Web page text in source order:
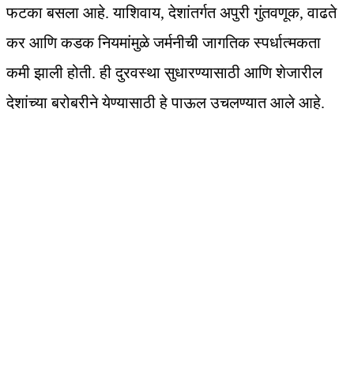
फटका बसला आहे. याशिवाय, देशांतर्गत अपुरी गुंतवणूक, वाढते
कर आणि कडक नियमांमुळे जर्मनीची जागतिक स्पर्धात्मकता
कमी झाली होती. ही दुरवस्था सुधारण्यासाठी आणि शेजारील
देशांच्या बरोबरीने येण्यासाठी हे पाऊल उचलण्यात आले आहे.